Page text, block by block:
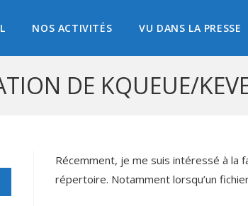
NOS ACTIVITÉS VU DANS LA PRESSE
DE KQUEUE/
Récemment, je me suis intéressé à la
répertoire. Notamment lorsqu’un